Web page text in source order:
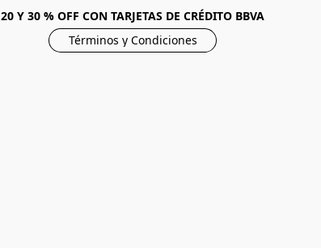
20 Y 30 % OFF CON TARJETAS DE CRÉDITO BBVA
Términos y Condiciones